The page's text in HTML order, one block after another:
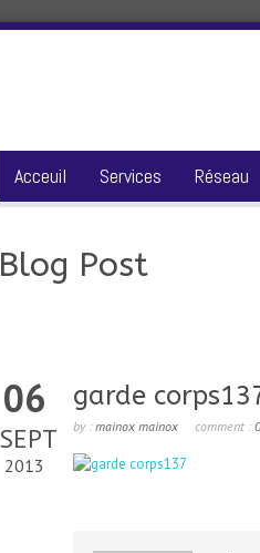
Acceuil Services Réseau
Blog Post
06
SEPT
2013
garde
by : mainox mainox comment : 0